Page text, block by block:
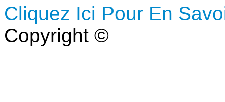
Cliquez Ici Pour En
Copyright ©